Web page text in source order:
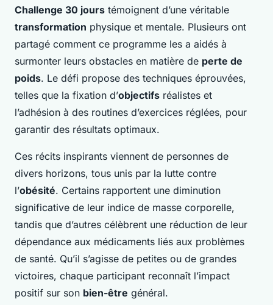
Challenge 30 jours témoignent d’une véritable
transformation physique et mentale. Plusieurs ont
partagé comment ce programme les a aidés à
surmonter leurs obstacles en matière de perte de
poids. Le défi propose des techniques éprouvées,
telles que la fixation d’objectifs réalistes et
l’adhésion à des routines d’exercices réglées, pour
garantir des résultats optimaux.
Ces récits inspirants viennent de personnes de
divers horizons, tous unis par la lutte contre
l’obésité. Certains rapportent une diminution
significative de leur indice de masse corporelle,
tandis que d’autres célèbrent une réduction de leur
dépendance aux médicaments liés aux problèmes
de santé. Qu’il s’agisse de petites ou de grandes
victoires, chaque participant reconnaît l’impact
positif sur son bien-être général.